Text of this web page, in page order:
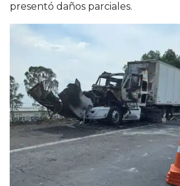
presentó daños parciales.